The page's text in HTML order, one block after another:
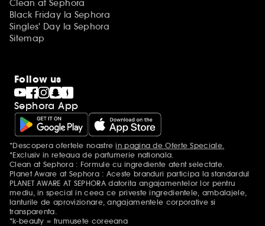
Clean at Sephora
Black Friday la Sephora
Singles' Day la Sephora
Sitemap
Follow us
Sephora App
Mentiuni aditionale
*Descopera ofertele noastrein pagina de Oferte Speciale.
*Exclusiv in reteaua de parfumerie nationala.
Clean at Sephora : Formule cu ingrediente atent selectate.
Planet Aware at Sephora : Aceste branduri participa la standardul
PLANET AWARE AT SEPHORA datorita angajamentelor lor pentru
mediu, in special in ceea ce priveste ingredientele, ambalajele,
lanturile de aprovizionare, angajamentele corporative si
transparenta.
*k-beauty = frumusete coreeana